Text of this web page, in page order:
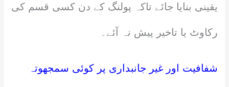
یقینی بنایا جائے تاکہ پولنگ کے دن کسی قسم کی
رکاوٹ یا تاخیر پیش نہ آئے۔
شفافیت اور غیر جانبداری پر کوئی سمجھوتہ